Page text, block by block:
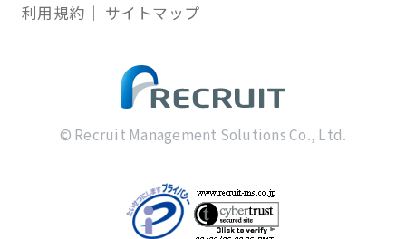
利用規約
サイトマップ
© Recruit Management Solutions Co., Ltd.